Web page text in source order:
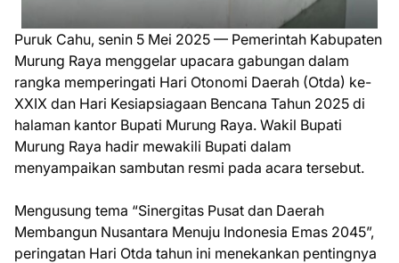
Puruk Cahu, senin 5 Mei 2025 — Pemerintah Kabupaten
Murung Raya menggelar upacara gabungan dalam
rangka memperingati Hari Otonomi Daerah (Otda) ke-
XXIX dan Hari Kesiapsiagaan Bencana Tahun 2025 di
halaman kantor Bupati Murung Raya. Wakil Bupati
Murung Raya hadir mewakili Bupati dalam
menyampaikan sambutan resmi pada acara tersebut.
Mengusung tema “Sinergitas Pusat dan Daerah
Membangun Nusantara Menuju Indonesia Emas 2045”,
peringatan Hari Otda tahun ini menekankan pentingnya